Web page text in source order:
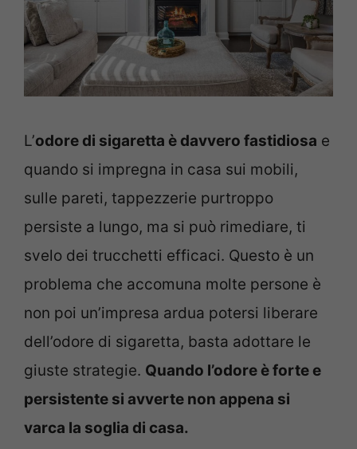
L’odore di sigaretta è davvero fastidiosa e
quando si impregna in casa sui mobili,
sulle pareti, tappezzerie purtroppo
persiste a lungo, ma si può rimediare, ti
svelo dei trucchetti efficaci. Questo è un
problema che accomuna molte persone è
non poi un’impresa ardua potersi liberare
dell’odore di sigaretta, basta adottare le
giuste strategie. Quando l’odore è forte e
persistente si avverte non appena si
varca la soglia di casa.